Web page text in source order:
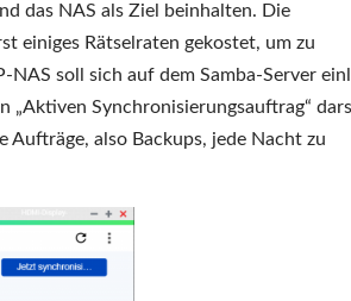
das NAS als Ziel beinhalten. Die
einiges Rätselraten gekostet, um zu
soll sich auf dem Samba-Server
„Aktiven Synchronisierungsauftrag“
also Backups, jede Nacht zu